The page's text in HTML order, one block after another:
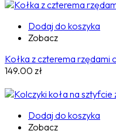
Dodaj do koszyka
Zobacz
Kołka z czterema rzędami
149.00 zł
Dodaj do koszyka
Zobacz